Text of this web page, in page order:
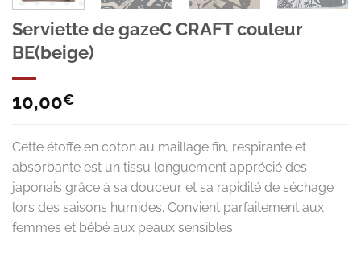
Serviette de gazeC CRAFT couleur
BE(beige)
10,00€
Cette étoffe en coton au maillage fin, respirante et
absorbante est un tissu longuement apprécié des
japonais grâce à sa douceur et sa rapidité de séchage
lors des saisons humides. Convient parfaitement aux
femmes et bébé aux peaux sensibles.